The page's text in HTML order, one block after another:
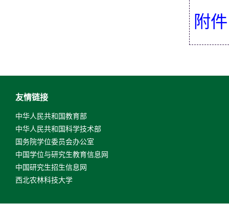
附
友情链接
中华人民共和国教育部
中华人民共和国科学技术部
国务院学位委员会办公室
中国学位与研究生教育信息网
中国研究生招生信息网
西北农林科技大学